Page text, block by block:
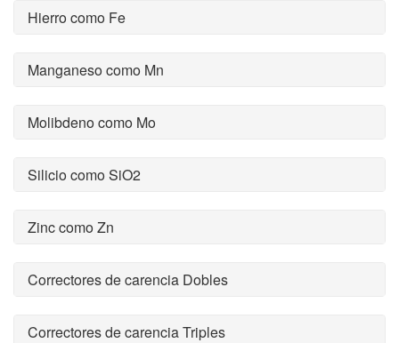
Hierro como Fe
Manganeso como Mn
Molibdeno como Mo
Silicio como SiO2
Zinc como Zn
Correctores de carencia Dobles
Correctores de carencia Triples